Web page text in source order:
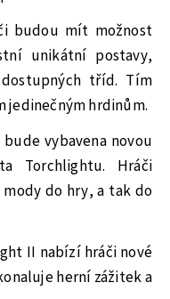
budou mít možnost
unikátní postavy,
tříd. Tím
jedinečným hrdinům.
vybavena novou
Torchlightu. Hráči
do hry, a tak do
II nabízí hráči nové
herní zážitek a